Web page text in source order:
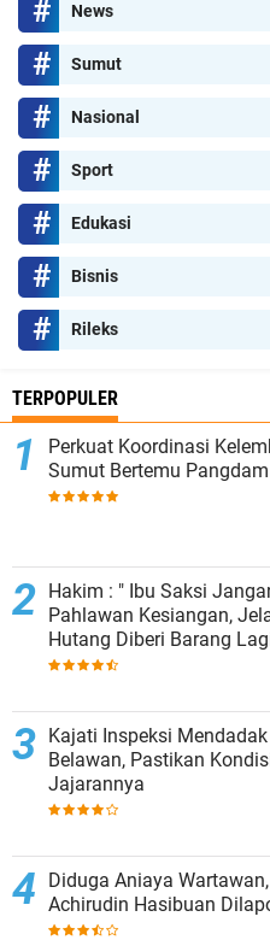
News
Sumut
Nasional
Sport
Edukasi
Bisnis
Rileks
TERPOPULER
Perkuat Koordinasi
Sumut Bertemu
Hakim : " Ibu Saksi
Pahlawan Kesiangan,
Hutang Diberi Barang
Kajati Inspeksi
Belawan, Pastikan
Jajarannya
Diduga Aniaya
Achirudin Hasibuan